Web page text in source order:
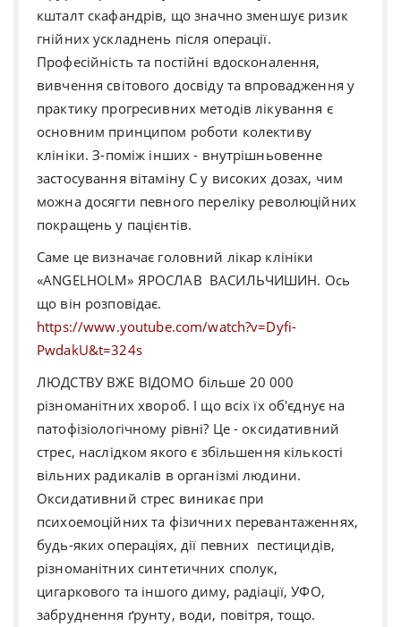
кшталт скафандрів, що значно зменшує ризик
гнійних ускладнень після операції.
Професійність та постійні вдосконалення,
вивчення світового досвіду та впровадження у
практику прогресивних методів лікування є
основним принципом роботи колективу
клініки. З-поміж інших - внутрішньовенне
застосування вітаміну С у високих дозах, чим
можна досягти певного переліку революційних
покращень у пацієнтів.
Саме це визначає головний лікар клініки
«ANGELHOLM» ЯРОСЛАВ ВАСИЛЬЧИШИН. Ось
що він розповідає.
https://www.youtube.com/watch?v=Dyfi-
PwdakU&t=324s
ЛЮДСТВУ ВЖЕ ВІДОМО більше 20 000
різноманітних хвороб. І що всіх їх об'єднує на
патофізіологічному рівні? Це - оксидативний
стрес, наслідком якого є збільшення кількості
вільних радикалів в організмі людини.
Оксидативний стрес виникає при
психоемоційних та фізичних перевантаженнях,
будь-яких операціях, дії певних пестицидів,
різноманітних синтетичних сполук,
цигаркового та іншого диму, радіації, УФО,
забруднення ґрунту, води, повітря, тощо.